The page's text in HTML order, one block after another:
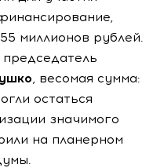
миллионов рублей.
, весомая сумма:
остаться
значимого
на планерном